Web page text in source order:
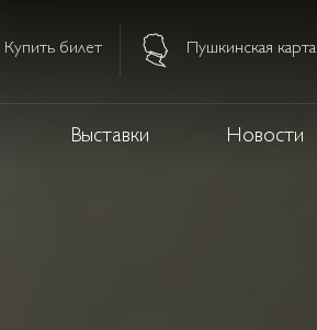
Купить билет Пушкинская карта
Выставки Новости